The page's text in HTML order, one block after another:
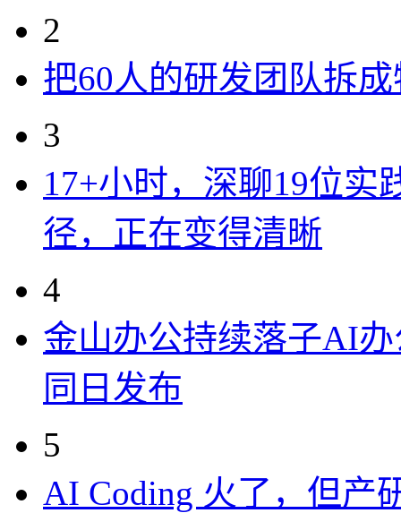
2
把60人的研发团队拆
3
17+小时，深聊19位实
径，正在变得清晰
4
金山办公持续落子AI办
同日发布
5
AI Coding 火了，但产